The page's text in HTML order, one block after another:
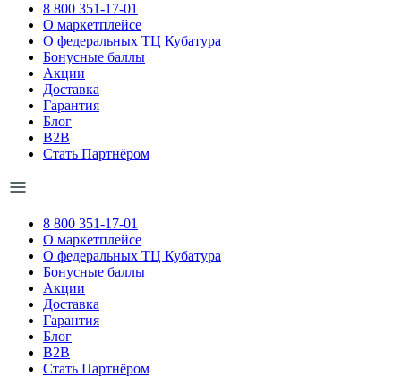
8 800 351-17-01
О маркетплейсе
О федеральных ТЦ Кубатура
Бонусные баллы
Акции
Доставка
Гарантия
Блог
B2B
Стать Партнёром
8 800 351-17-01
О маркетплейсе
О федеральных ТЦ Кубатура
Бонусные баллы
Акции
Доставка
Гарантия
Блог
B2B
Стать Партнёром